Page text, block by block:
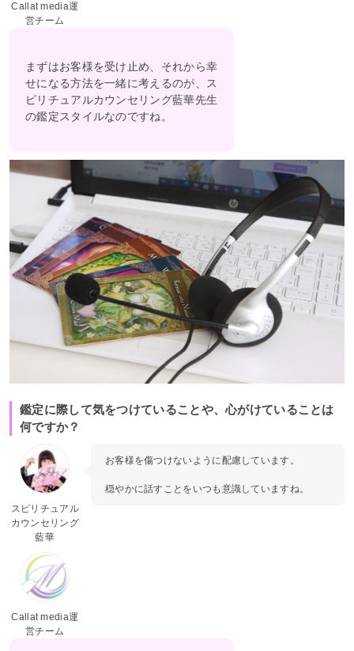
Callat media運
営チーム
まずはお客様を受け止め、それから幸
せになる方法を一緒に考えるのが、ス
ピリチュアルカウンセリング藍華先生
の鑑定スタイルなのですね。
鑑定に際して気をつけていることや、心がけていることは
何ですか？
スピリチュアル
カウンセリング
藍華
お客様を傷つけないように配慮しています。
穏やかに話すことをいつも意識していますね。
Callat media運
営チーム